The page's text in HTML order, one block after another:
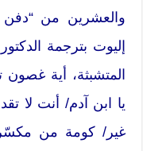
والعشرين من
إليوت بترجمة
المتشبثة، أية غصون
يا ابن آدم/ أنت لا
غير/ كومة من